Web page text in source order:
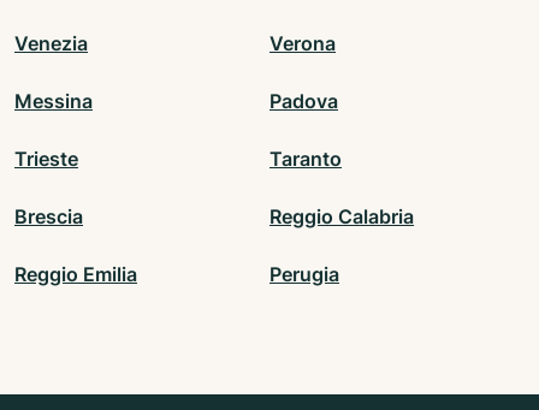
Venezia Verona
Messina Padova
Trieste Taranto
Brescia Reggio Calabria
Reggio Emilia Perugia